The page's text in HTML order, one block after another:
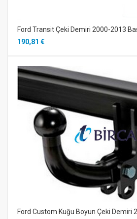
Ford Transit Çeki Demiri 2000-2013
190,81 €
Ford Custom Kuğu Boyun Çeki Demiri